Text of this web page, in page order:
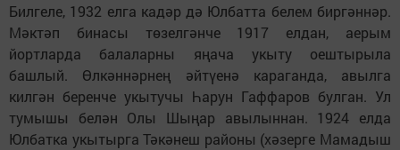
Билгеле, 1932 елга кадәр дә Юлбатта белем биргәннәр.
Мәктәп бинасы төзелгәнче 1917 елдан, аерым
йортларда балаларны яңача укыту оештырыла
башлый. Өлкәннәрнең әйтүенә караганда, авылга
килгән беренче укытучы Һарун Гаффаров булган. Ул
тумышы белән Олы Шыңар авылыннан. 1924 елда
Юлбатка укытырга Тәкәнеш районы (хәзерге Мамадыш